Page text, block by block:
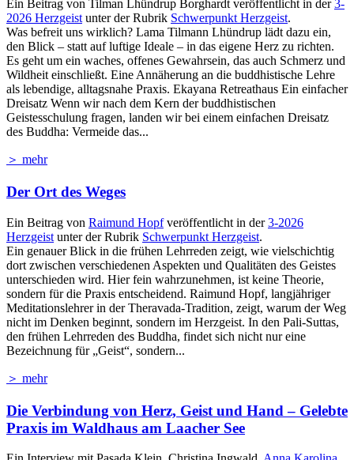
Ein Beitrag von Tilman Lhündrup Borghardt veröffentlicht in der3-
2026 Herzgeistunter der Rubrik Schwerpunkt Herzgeist.
Was befreit uns wirklich? Lama Tilmann Lhündrup lädt dazu ein,
den Blick – statt auf luftige Ideale – in das eigene Herz zu richten.
Es geht um ein waches, offenes Gewahrsein, das auch Schmerz und
Wildheit einschließt. Eine Annäherung an die buddhistische Lehre
als lebendige, alltagsnahe Praxis. Ekayana Retreathaus Ein einfacher
Dreisatz Wenn wir nach dem Kern der buddhistischen
Geistesschulung fragen, landen wir bei einem einfachen Dreisatz
des Buddha: Vermeide das...
＞ mehr
Der Ort des Weges
Ein Beitrag von Raimund Hopfveröffentlicht in der3-2026
Herzgeist unter der Rubrik Schwerpunkt Herzgeist.
Ein genauer Blick in die frühen Lehrreden zeigt, wie vielschichtig
dort zwischen verschiedenen Aspekten und Qualitäten des Geistes
unterschieden wird. Hier fein wahrzunehmen, ist keine Theorie,
sondern für die Praxis entscheidend. Raimund Hopf, langjähriger
Meditationslehrer in der Theravada-Tradition, zeigt, warum der Weg
nicht im Denken beginnt, sondern im Herzgeist. In den Pali-Suttas,
den frühen Lehrreden des Buddha, findet sich nicht nur eine
Bezeichnung für „Geist“, sondern...
＞ mehr
Die Verbindung von Herz, Geist und Hand – Gelebte
Praxis im Waldhaus am Laacher See